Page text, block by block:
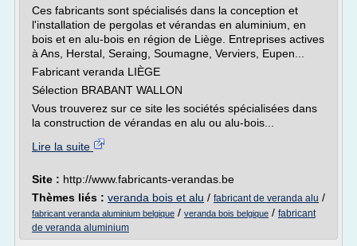
Ces fabricants sont spécialisés dans la conception et
l'installation de pergolas et vérandas en aluminium, en
bois et en alu-bois en région de Liège. Entreprises actives
à Ans, Herstal, Seraing, Soumagne, Verviers, Eupen...
Fabricant veranda LIÈGE
Sélection BRABANT WALLON
Vous trouverez sur ce site les sociétés spécialisées dans
la construction de vérandas en alu ou alu-bois...
Lire la suite
Site : http://www.fabricants-verandas.be
Thèmes liés : veranda bois et alu / fabricant de veranda alu /
fabricant veranda aluminium belgique / veranda bois belgique / fabricant
de veranda aluminium